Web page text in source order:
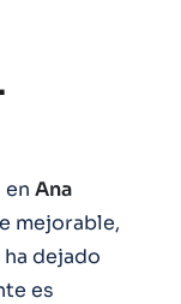
en Ana
mejorable,
ha dejado
es